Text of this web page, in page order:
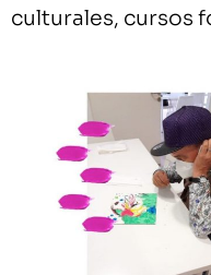
culturales, cursos